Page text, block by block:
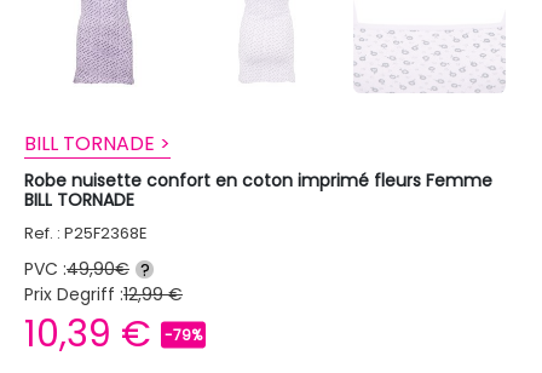
BILL TORNADE >
Robe nuisette confort en coton imprimé fleurs Femme
BILL TORNADE
Ref. : P25F2368E
PVC :49,90€ ?
Prix Degriff :12,99 €
10,39 € -79%